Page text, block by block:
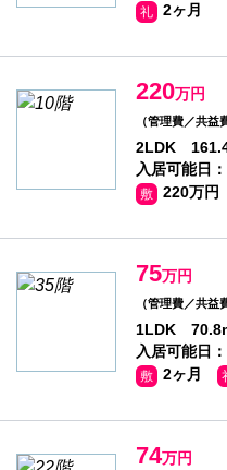
礼 2ヶ月
220万円
（管理費／共益
2LDK
入居可能日
敷 220万円
75万円
（管理費／共益
1LDK
入居可能日
敷 2ヶ月
74万円